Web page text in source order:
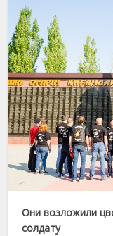
Они возложили
солдату